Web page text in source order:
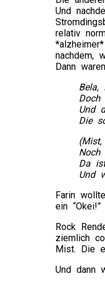
Und
relativ
nachdem,
Dann
Und
Die
(Mist,
Da
Und
Farin
ein
Rock
ziemlich
Mist. Die
Und dann